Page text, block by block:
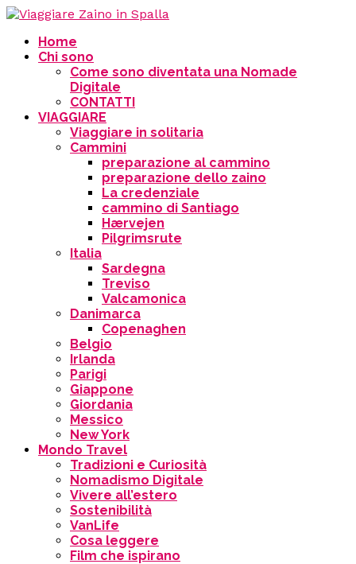
Home
Chi sono
Come sono diventata una Nomade
Digitale
CONTATTI
VIAGGIARE
Viaggiare in solitaria
Cammini
preparazione al cammino
preparazione dello zaino
La credenziale
cammino di Santiago
Hærvejen
Pilgrimsrute
Italia
Sardegna
Treviso
Valcamonica
Danimarca
Copenaghen
Belgio
Irlanda
Parigi
Giappone
Giordania
Messico
New York
Mondo Travel
Tradizioni e Curiosità
Nomadismo Digitale
Vivere all’estero
Sostenibilità
VanLife
Cosa leggere
Film che ispirano